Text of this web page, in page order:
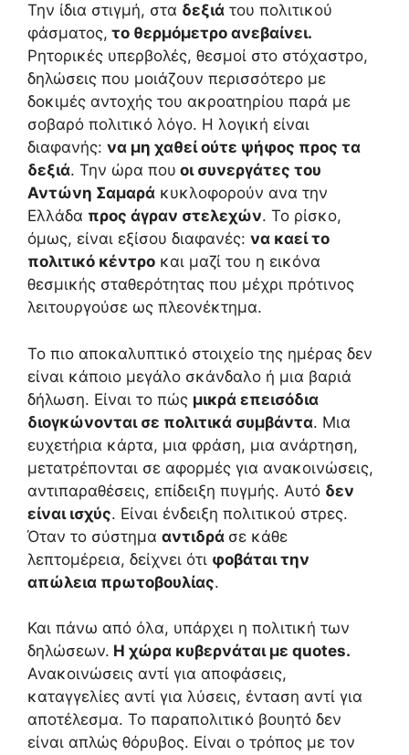
Την ίδια στιγμή, στα δεξιά του πολιτικού
φάσματος, το θερμόμετρο ανεβαίνει.
Ρητορικές υπερβολές, θεσμοί στο στόχαστρο,
δηλώσεις που μοιάζουν περισσότερο με
δοκιμές αντοχής του ακροατηρίου παρά με
σοβαρό πολιτικό λόγο. Η λογική είναι
διαφανής: να μη χαθεί ούτε ψήφος προς τα
δεξιά. Την ώρα που οι συνεργάτες του
Αντώνη Σαμαρά κυκλοφορούν ανα την
Ελλάδα προς άγραν στελεχών. Το ρίσκο,
όμως, είναι εξίσου διαφανές: να καεί το
πολιτικό κέντρο και μαζί του η εικόνα
θεσμικής σταθερότητας που μέχρι πρότινος
λειτουργούσε ως πλεονέκτημα.
Το πιο αποκαλυπτικό στοιχείο της ημέρας δεν
είναι κάποιο μεγάλο σκάνδαλο ή μια βαριά
δήλωση. Είναι το πώς μικρά επεισόδια
διογκώνονται σε πολιτικά συμβάντα. Μια
ευχετήρια κάρτα, μια φράση, μια ανάρτηση,
μετατρέπονται σε αφορμές για ανακοινώσεις,
αντιπαραθέσεις, επίδειξη πυγμής. Αυτό δεν
είναι ισχύς. Είναι ένδειξη πολιτικού στρες.
Όταν το σύστημα αντιδρά σε κάθε
λεπτομέρεια, δείχνει ότι φοβάται την
απώλεια πρωτοβουλίας.
Και πάνω από όλα, υπάρχει η πολιτική των
δηλώσεων. Η χώρα κυβερνάται με quotes.
Ανακοινώσεις αντί για αποφάσεις,
καταγγελίες αντί για λύσεις, ένταση αντί για
αποτέλεσμα. Το παραπολιτικό βουητό δεν
είναι απλώς θόρυβος. Είναι ο τρόπος με τον